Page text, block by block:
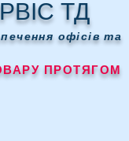
ТД
офісів та
ПРОТЯГОМ